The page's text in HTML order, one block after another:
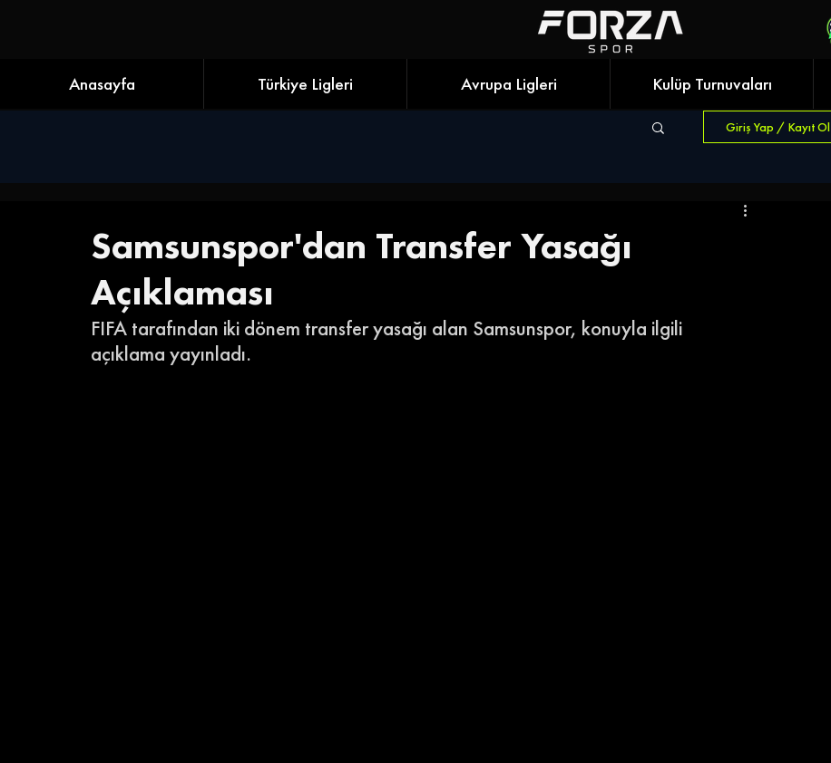
Anasayfa Türkiye Ligleri Avrupa Ligleri Kulüp Turnuvaları
Giriş Yap / Kayıt Ol
Samsunspor'dan Transfer Yasağı
Açıklaması
FIFA tarafından iki dönem transfer yasağı alan Samsunspor, konuyla ilgili
açıklama yayınladı.